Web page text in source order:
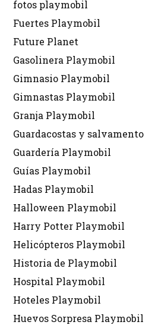
fotos playmobil
Fuertes Playmobil
Future Planet
Gasolinera Playmobil
Gimnasio Playmobil
Gimnastas Playmobil
Granja Playmobil
Guardacostas y salvamento
Guardería Playmobil
Guías Playmobil
Hadas Playmobil
Halloween Playmobil
Harry Potter Playmobil
Helicópteros Playmobil
Historia de Playmobil
Hospital Playmobil
Hoteles Playmobil
Huevos Sorpresa Playmobil